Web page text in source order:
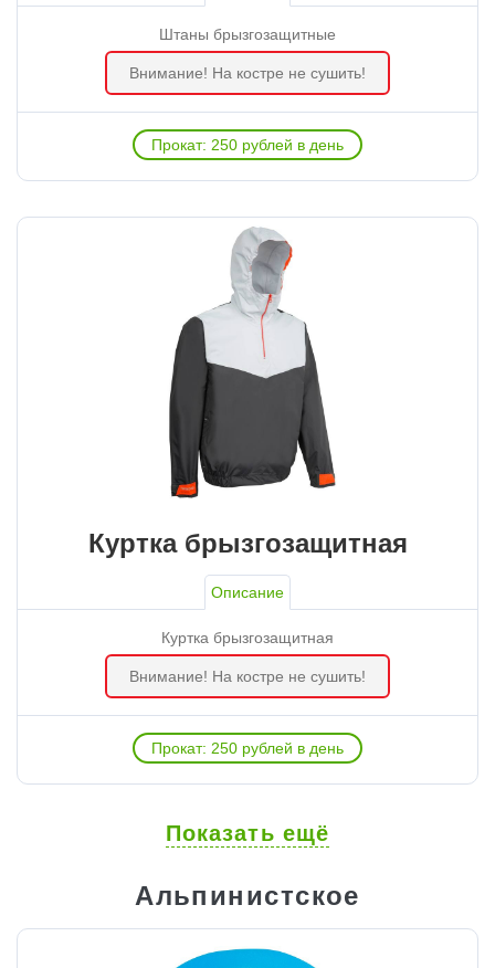
Штаны брызгозащитные
Внимание! На костре не сушить!
Прокат: 250 рублей в день
Куртка брызгозащитная
Описание
Куртка брызгозащитная
Внимание! На костре не сушить!
Прокат: 250 рублей в день
Показать ещё
Альпинистское